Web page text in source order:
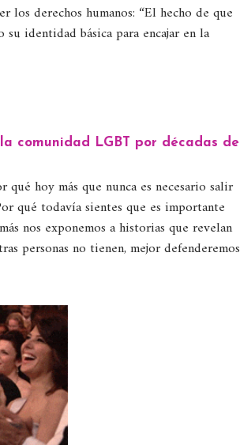
los derechos humanos: “El hecho de que
identidad básica para encajar en la
comunidad LGBT por décadas de
hoy más que nunca es necesario salir
qué todavía sientes que es importante
nos exponemos a historias que revelan
personas no tienen, mejor defenderemos